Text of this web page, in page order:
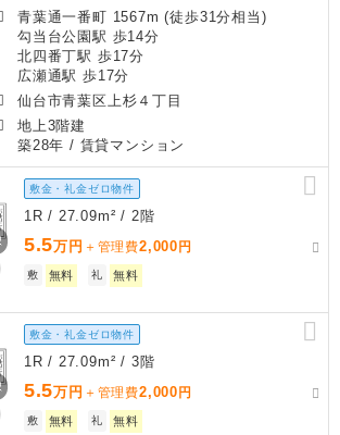
青葉通一番町 1567m (徒歩31分相当)
勾当台公園駅 歩14分
北四番丁駅 歩17分
広瀬通駅 歩17分
仙台市青葉区上杉４丁目
地上3階建
築28年 / 賃貸マンション
敷金・礼金ゼロ物件
1R / 27.09m² / 2階
5.5万円 ＋管理費2,000 円
敷 無料 礼 無料
敷金・礼金ゼロ物件
1R / 27.09m² / 3階
5.5万円 ＋管理費2,000 円
敷 無料 礼 無料